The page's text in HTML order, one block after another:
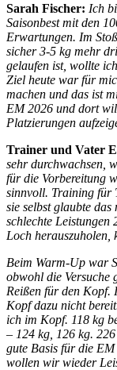
Sarah Fischer: Ich
Saisonbest mit den
Erwartungen. Im
sicher 3-5 kg mehr
gelaufen ist, wollte
Ziel heute war für
machen und das ist
EM 2026 und dort
Platzierungen
Trainer und Vater
sehr durchwachsen,
für die Vorbereitung
sinnvoll. Training für
sie selbst glaubte
schlechte Leistungen
Loch herauszuholen,
Beim Warm-Up war
obwohl die Versuche
Reißen für den Kopf.
Kopf dazu nicht
ich im Kopf. 118 kg
– 124 kg, 126 kg.
gute Basis für die
wollen wir wieder